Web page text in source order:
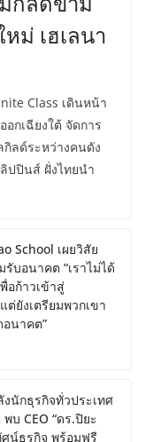
ม่ เฮเลนา
Class เดินหน้า
กเฉียงใต้ จัดการ
กิลด์ระหว่างคนดัง
ปปินส์ ฝั่งไทยนำ
School เผยวิสัย
บอนาคต “เราไม่ได้
อก้าวเข้าสู่
ยังเตรียมพวกเขา
นาคต”
นักธุรกิจทั่วประเทศ
บ CEO “ดร.ปิยะ
น์ธุรกิจ พร้อมฟรี